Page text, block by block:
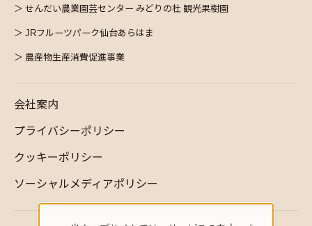
せんだい農業園芸センター みどりの杜 観光果樹園
JRフルーツパーク仙台あらはま
農産物生産消費促進事業
会社案内
プライバシーポリシー
クッキーポリシー
ソーシャルメディアポリシー